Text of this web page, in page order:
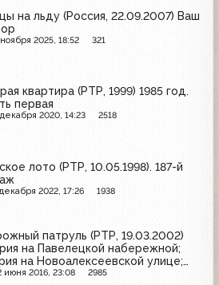
на льду (Россия, 22.09.2007) Ваш
2025, 18:52 321
квартира (РТР, 1999) 1985 год.
первая
2020, 14:23 2518
лото (РТР, 10.05.1998). 187-й
2022, 17:26 1938
патруль (РТР, 19.03.2002)
на Павелецкой набережной;
на Новоалексеевской улице;
на Пятницком шоссе
июня 2016, 23:08 2985